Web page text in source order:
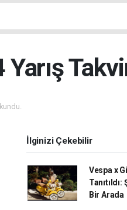
İlginizi Çekebilir
Vespa x
Bir Arada